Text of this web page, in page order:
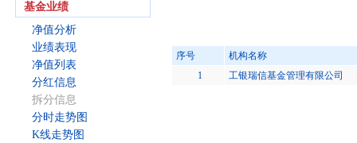
基金业绩
净值分析
业绩表现
净值列表
分红信息
拆分信息
分时走势图
K线走势图
序号
机构名称
1
工银瑞信基金管理有限公司